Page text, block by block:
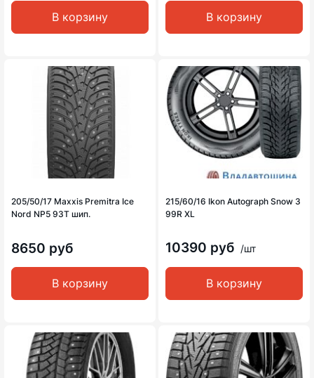
В корзину В корзину
205/50/17 Maxxis Premitra Ice
Nord NP5 93T шип.
8650 руб
В корзину
215/60/16 Ikon Autograph Snow 3
99R XL
10390 руб /шт
В корзину